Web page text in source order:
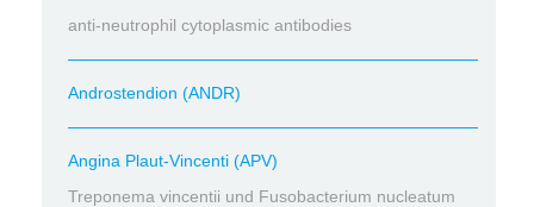
anti-neutrophil cytoplasmic antibodies
Androstendion (ANDR)
Angina Plaut-Vincenti (APV)
Treponema vincentii und Fusobacterium nucleatum